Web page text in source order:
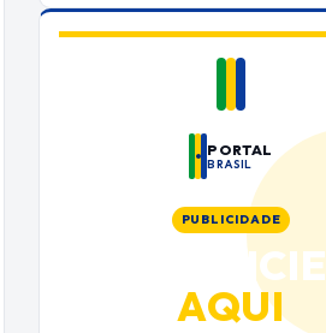
PORTAL
BRASIL
PUBLICIDADE
ANUNCIE
AQUI